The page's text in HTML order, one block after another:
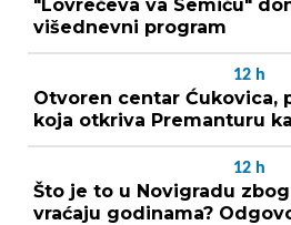
"Lovrečeva va Semiću"
višednevni program
12 h
Otvoren centar Ćukovica,
koja otkriva Premanturu
12 h
Što je to u Novigradu
vraćaju godinama?